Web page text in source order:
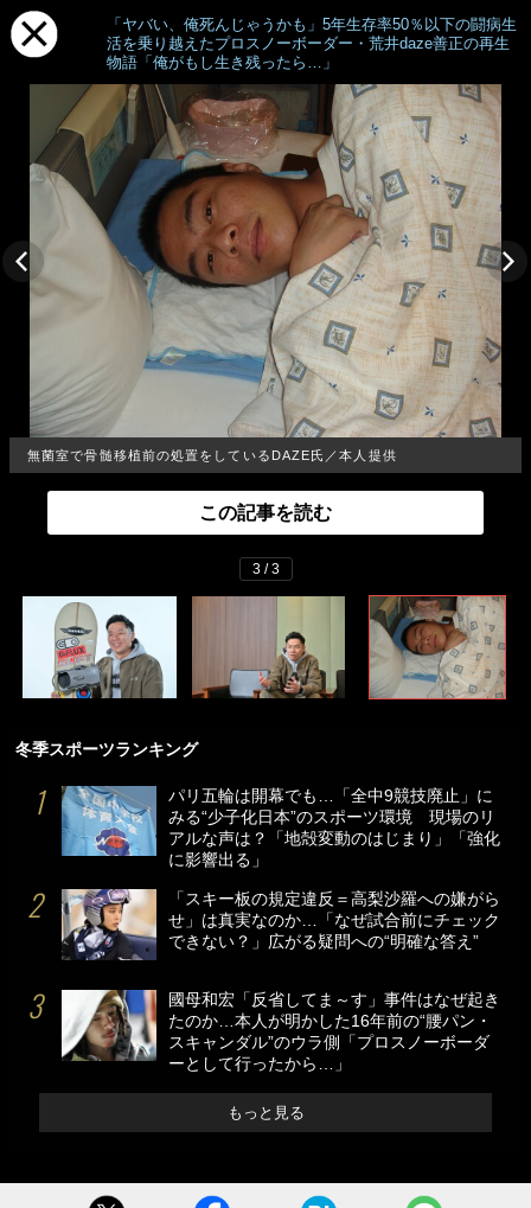
「ヤバい、俺死んじゃうかも」5年生存率50％以下の闘病生
活を乗り越えたプロスノーボーダー・荒井daze善正の再生
物語「俺がもし生き残ったら…」
無菌室で骨髄移植前の処置をしているDAZE氏／本人提供
この記事を読む
3 / 3
冬季スポーツランキング
パリ五輪は開幕でも…「全中9競技廃止」に
みる“少子化日本”のスポーツ環境 現場のリ
アルな声は？「地殻変動のはじまり」「強化
に影響出る」
「スキー板の規定違反＝高梨沙羅への嫌がら
せ」は真実なのか…「なぜ試合前にチェック
できない？」広がる疑問への“明確な答え”
國母和宏「反省してま～す」事件はなぜ起き
たのか…本人が明かした16年前の“腰パン・
スキャンダル”のウラ側「プロスノーボーダ
ーとして行ったから…」
もっと見る